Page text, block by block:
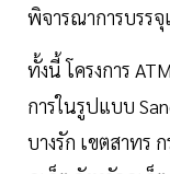
พิจารณาการบรร
ทั้งนี้ โครงการ
การในรูปแบบ
บางรัก เขตสาทร